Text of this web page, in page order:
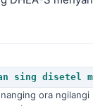
sing disetel
ora ngilangi